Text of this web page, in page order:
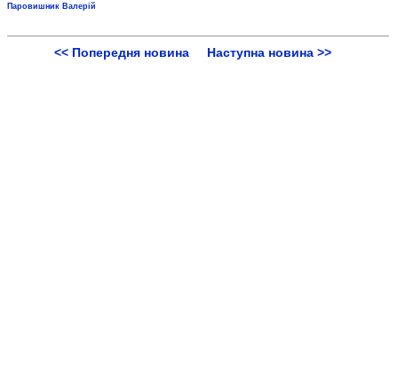
Паровишник Валерій
<< Попередня новина Наступна новина >>